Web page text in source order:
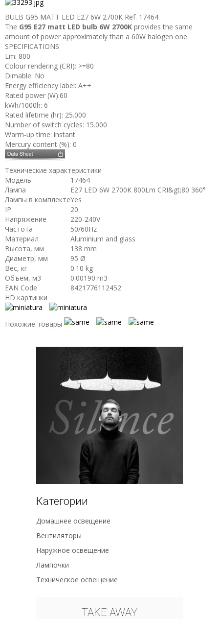
BULB G95 MATT LED E27 6W 2700K Ref. 17464
The G95 E27 matt LED bulb 6W 2700K provides the same
amount of power approximately than a 60W halogen one.
SPECIFICATIONS
Lm: 800
Colour rendering (CRI): >=80
Dimable: No
Energy efficiency label: A++
Rated power (W):60
kWh/1000h: 6
Rated lifetime (hr): 25.000
Number of switch cycles: 15.000
Warm-up time: instant
Mercury content (%): 0
Технические характеристики
Модель
17464
Лампа
E27 LED 6W 2700K 800Lm CRI&gt;80 360°
Лампы в комплектеYes
IP
20
Напряжение
220-240V
Частота
50/60Hz
Материал
Aluminium and glass
Высота, мм
138 mm
Диаметр, мм
95 Ø
Вес, кг
0.10 kg
Объем, м3
0.00190 m3
EAN Code
8421776112452
HD картинки
Похожие товары
Категории
Домашнее освещение
Вентиляторы
Наружное освещение
Лампочки
Техническое освещение
TAKE AWAY